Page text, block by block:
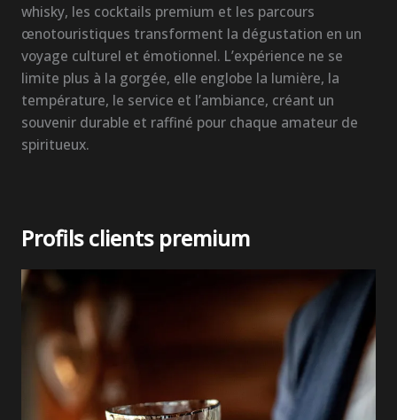
whisky, les cocktails premium et les parcours
œnotouristiques transforment la dégustation en un
voyage culturel et émotionnel. L’expérience ne se
limite plus à la gorgée, elle englobe la lumière, la
température, le service et l’ambiance, créant un
souvenir durable et raffiné pour chaque amateur de
spiritueux.
Profils clients premium